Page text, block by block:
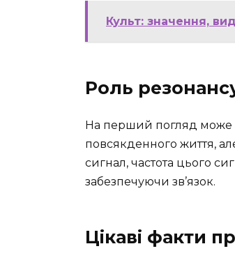
Культ: значення,
Роль
На перший погляд може
повсякденного життя,
сигнал, частота цього
забезпечуючи зв’язок.
Цікаві факти